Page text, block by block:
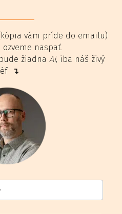
vám príde do emailu)
naspať.
žiadna Ai, iba náš živý
↴